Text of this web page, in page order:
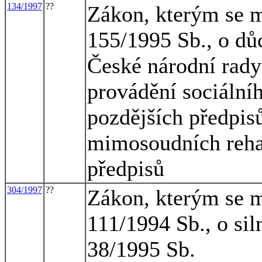
134/1997 ??
Zákon, kterým se
155/1995 Sb., o
České národní
provádění
pozdějších
mimosoudních
předpisů
304/1997 ??
Zákon, kterým se
111/1994 Sb., o
38/1995 Sb.